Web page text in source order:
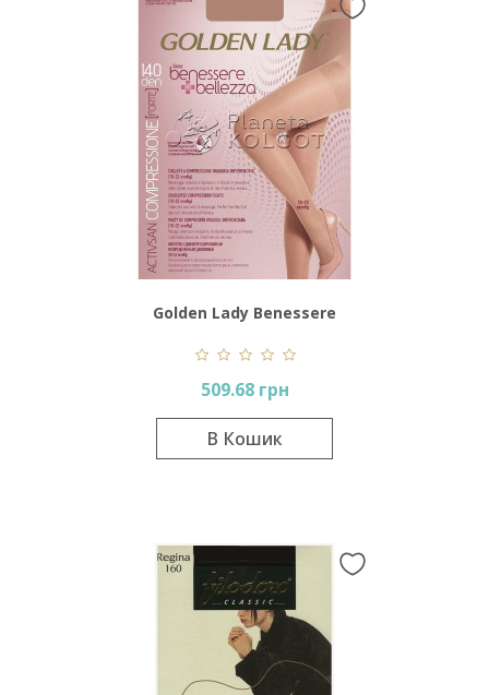
Golden Lady Benessere
Bellezza 140 Den
509.68 грн
В Кошик